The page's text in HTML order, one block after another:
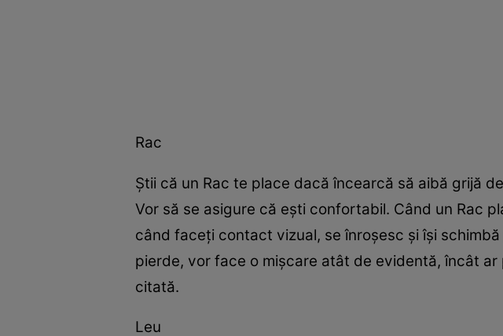
Rac
Ştii că un Rac te place dacă încearcă să aibă grijă
Vor să se asigure că eşti confortabil. Când un Rac
când faceţi contact vizual, se înroşesc şi îşi
pierde, vor face o mişcare atât de evidentă, încât
citată.
Leu